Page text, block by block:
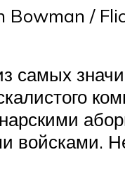
Bowman /
самых
войсками.